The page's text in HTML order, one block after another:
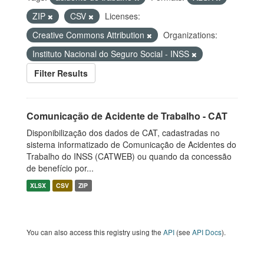
ZIP
CSV
Licenses:
Creative Commons Attribution
Organizations:
Instituto Nacional do Seguro Social - INSS
Filter Results
Comunicação de Acidente de Trabalho - CAT
Disponibilização dos dados de CAT, cadastradas no
sistema informatizado de Comunicação de Acidentes do
Trabalho do INSS (CATWEB) ou quando da concessão
de benefício por...
XLSX CSV ZIP
You can also access this registry using the API (see API Docs).